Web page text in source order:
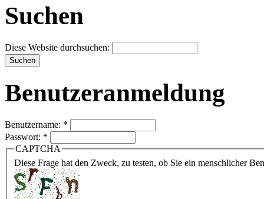
Suchen
Diese Website durchsuchen:
Benutzeranmeldung
Benutzername: *
Passwort: *
CAPTCHA
Diese Frage hat den Zweck, zu testen, ob Sie ein menschlicher